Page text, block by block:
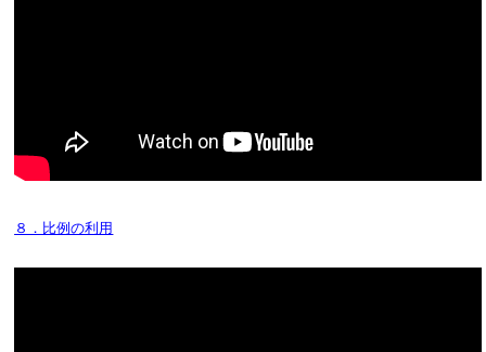
８．比例の利用